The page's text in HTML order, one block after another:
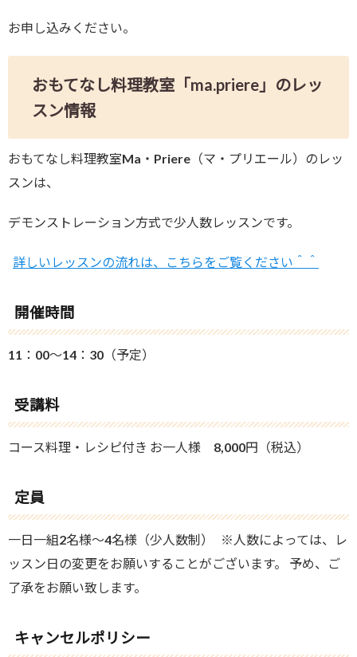
お申し込みください。
おもてなし料理教室「ma.priere」のレッ
スン情報
おもてなし料理教室Ma・Priere（マ・プリエール）のレッ
スンは、
デモンストレーション方式で少人数レッスンです。
詳しいレッスンの流れは、こちらをご覧ください＾＾
開催時間
11：00～14：30（予定）
受講料
コース料理・レシピ付き お一人様 8,000円（税込）
定員
一日一組2名様～4名様（少人数制） ※人数によっては、レ
ッスン日の変更をお願いすることがございます。 予め、ご
了承をお願い致します。
キャンセルポリシー